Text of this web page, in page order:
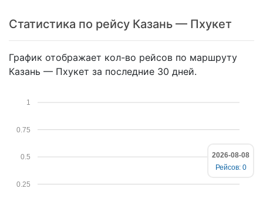
Статистика по рейсу Казань — Пхукет
График отображает кол-во рейсов по маршруту
Казань — Пхукет за последние 30 дней.
0.25
0.5
0.75
1
2026-08-08
Рейсов: 0